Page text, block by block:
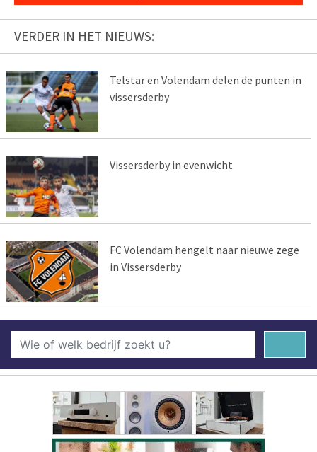
VERDER IN HET NIEUWS:
Telstar en Volendam delen de punten in
vissersderby
Vissersderby in evenwicht
FC Volendam hengelt naar nieuwe zege
in Vissersderby